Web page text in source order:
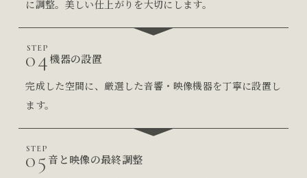
に調整。美しい仕上がりを大切にします。
STEP
04機器の設置
完成した空間に、厳選した音響・映像機器を丁寧に設置し
ます。
STEP
05 音と映像の最終調整